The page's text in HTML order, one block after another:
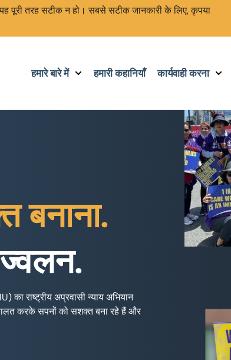
पूरी तरह सटीक न हो। सबसे सटीक जानकारी के लिए, कृपया
हमारे बारे में हमारी कहानियाँ कार्यवाही करना
बनाना.
का राष्ट्रीय अप्रवासी न्याय अभियान
करके सपनों को सशक्त बना रहे हैं और